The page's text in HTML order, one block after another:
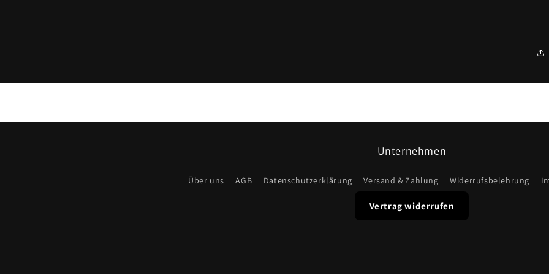
Unternehmen
Über uns AGB Datenschutzerklärung Versand & Zahlung Widerrufsbelehrung
Vertrag widerrufen